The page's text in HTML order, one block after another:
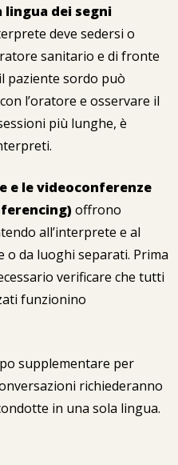
lingua dei segni
deve sedersi o
sanitario e di fronte
paziente sordo può
l’oratore e osservare il
più lunghe, è
e le videoconferenze
offrono
all’interprete e al
o da luoghi separati. Prima
verificare che tutti
funzionino
supplementare per
richiederanno
in una sola lingua.